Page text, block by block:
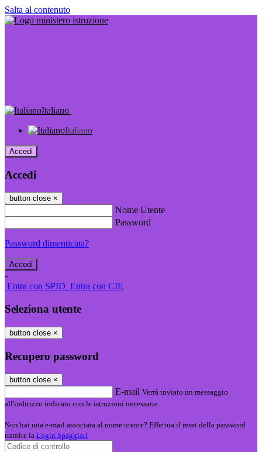
Salta al contenuto
Italiano
Italiano
Accedi
Accedi
button close ×
Nome Utente
Password
Password dimenticata?
-
Entra con SPID Entra con CIE
Seleziona utente
button close ×
Recupero password
button close ×
E-mail Verrà inviato un messaggio
all'indirizzo indicato con le istruzioni necessarie.
Non hai una e-mail associata al nome utente? Effettua il reset della password
tramite la Login Spaggiari